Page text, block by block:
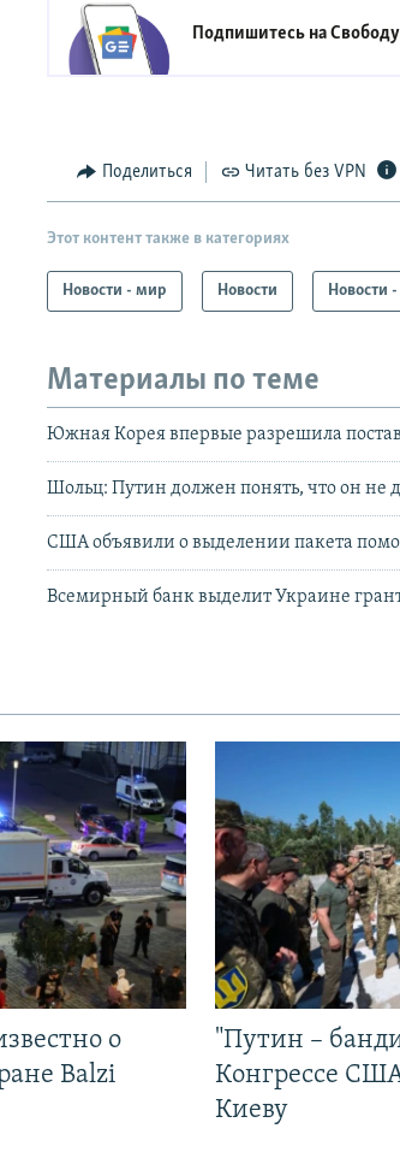
Подпишитесь на
Поделиться Читать без VPN
Этот контент также в категориях
Новости - мир Новости Новости
Материалы по теме
Южная Корея впервые разрешила
Шольц: Путин должен понять, что он не
США объявили о выделении пакета
Всемирный банк выделит Украине
о
Balzi
"Путин –
Конгрессе
Киеву